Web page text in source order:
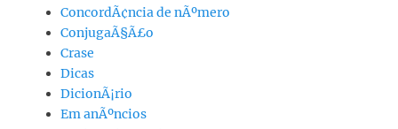
ConcordÃ¢ncia de nÃºmero
ConjugaÃ§Ã£o
Crase
Dicas
DicionÃ¡rio
Em anÃºncios